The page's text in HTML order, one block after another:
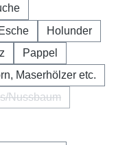
Esche
Holunder
Pappel
Sondersorten wie Vorgelaugenahorn, Maserhölzer etc.
Nussbaum
(Diese Option ist